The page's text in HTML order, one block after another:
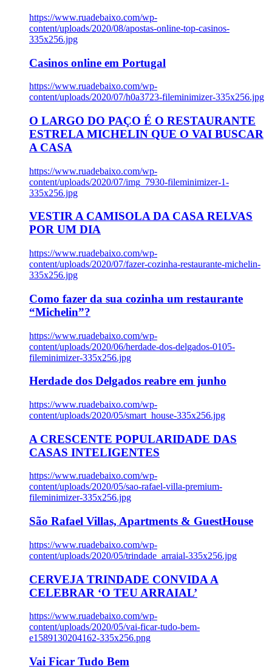
https://www.ruadebaixo.com/wp-
content/uploads/2020/08/apostas-online-top-casinos-
335x256.jpg
Casinos online em Portugal
https://www.ruadebaixo.com/wp-
content/uploads/2020/07/h0a3723-fileminimizer-335x256.jpg
O LARGO DO PAÇO É O RESTAURANTE
ESTRELA MICHELIN QUE O VAI BUSCAR
A CASA
https://www.ruadebaixo.com/wp-
content/uploads/2020/07/img_7930-fileminimizer-1-
335x256.jpg
VESTIR A CAMISOLA DA CASA RELVAS
POR UM DIA
https://www.ruadebaixo.com/wp-
content/uploads/2020/07/fazer-cozinha-restaurante-michelin-
335x256.jpg
Como fazer da sua cozinha um restaurante
“Michelin”?
https://www.ruadebaixo.com/wp-
content/uploads/2020/06/herdade-dos-delgados-0105-
fileminimizer-335x256.jpg
Herdade dos Delgados reabre em junho
https://www.ruadebaixo.com/wp-
content/uploads/2020/05/smart_house-335x256.jpg
A CRESCENTE POPULARIDADE DAS
CASAS INTELIGENTES
https://www.ruadebaixo.com/wp-
content/uploads/2020/05/sao-rafael-villa-premium-
fileminimizer-335x256.jpg
São Rafael Villas, Apartments & GuestHouse
https://www.ruadebaixo.com/wp-
content/uploads/2020/05/trindade_arraial-335x256.jpg
CERVEJA TRINDADE CONVIDA A
CELEBRAR ‘O TEU ARRAIAL’
https://www.ruadebaixo.com/wp-
content/uploads/2020/05/vai-ficar-tudo-bem-
e1589130204162-335x256.png
Vai Ficar Tudo Bem